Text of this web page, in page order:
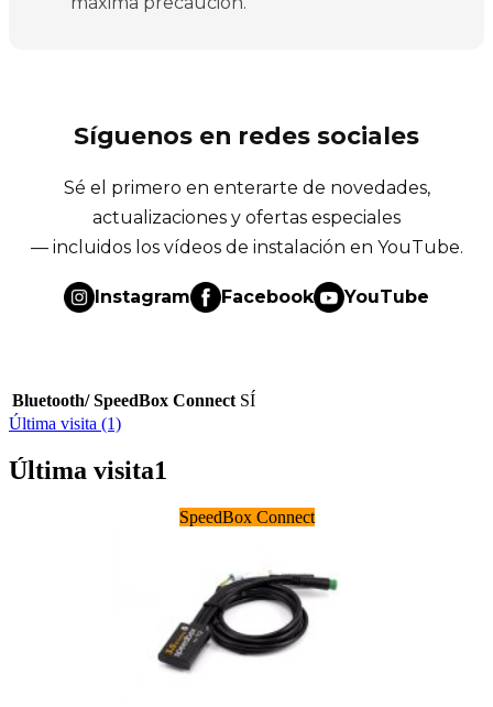
Síguenos en redes sociales
Sé el primero en enterarte de novedades,
actualizaciones y ofertas especiales
— incluidos los vídeos de instalación en YouTube.
Instagram Facebook YouTube
Bluetooth/ SpeedBox Connect SÍ
Última visita (1)
Última visita1
SpeedBox Connect